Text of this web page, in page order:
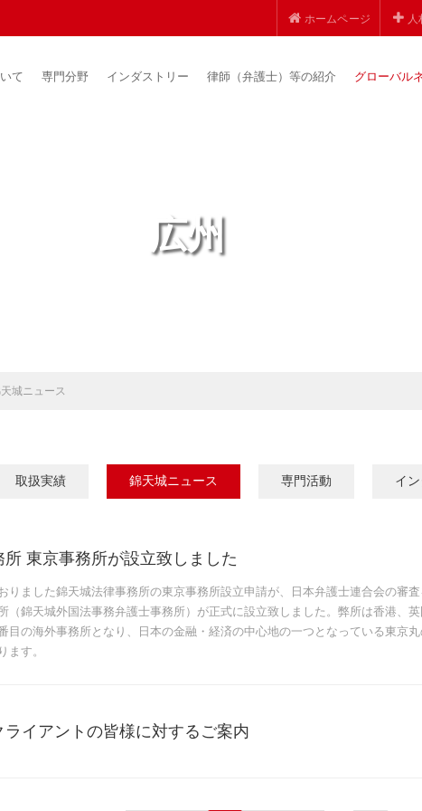
ホームページ 人
て 専門分野 インダストリー 律師（弁護士）等の紹介 グローバル
広州
城ニュース
取扱実績 錦天城ニュース 専門活動 イ
東京事務所が設立致しました
りました錦天城法律事務所の東京事務所設立申請が、日本弁護士連合会の審
（錦天城外国法事務弁護士事務所）が正式に設立致しました。弊所は香港、
目の海外事務所となり、日本の金融・経済の中心地の一つとなっている東京
ます。
イアントの皆様に対するご案内